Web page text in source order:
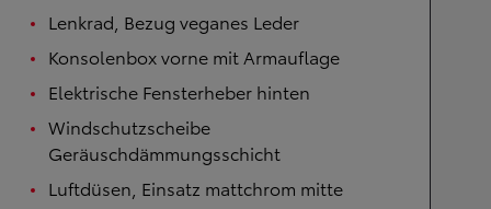
Lenkrad, Bezug veganes Leder
Konsolenbox vorne mit Armauflage
Elektrische Fensterheber hinten
Windschutzscheibe
Geräuschdämmungsschicht
Luftdüsen, Einsatz mattchrom mitte